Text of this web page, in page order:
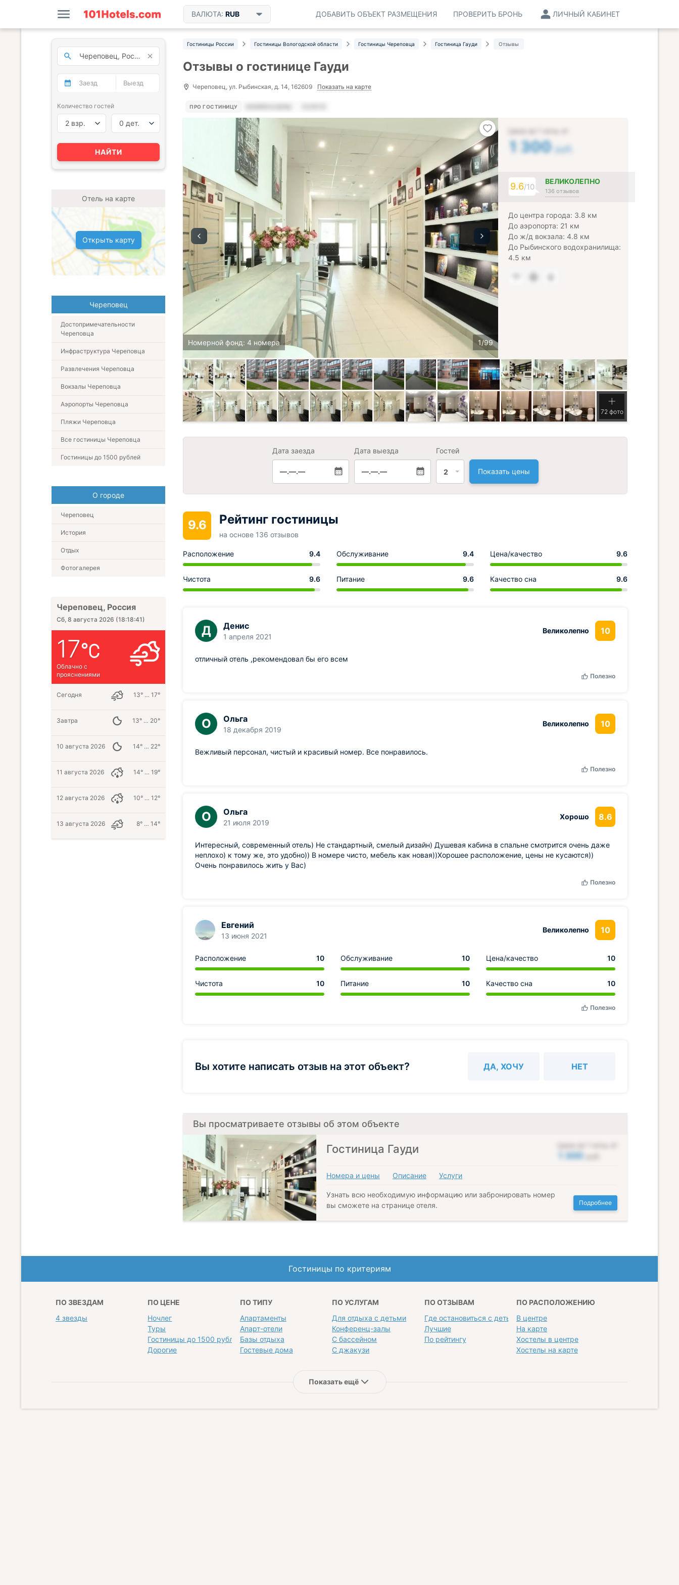
ВАЛЮТА: RUB ЛИЧНЫЙ КАБИНЕТ
ПРОВЕРИТЬ БРОНЬ
ДОБАВИТЬ ОБЪЕКТ РАЗМЕЩЕНИЯ
Гостиницы России Гостиницы Вологодской области Гостиницы Череповца Гостиница Гауди Отзывы
Отзывы о гостинице Гауди
Череповец, ул. Рыбинская, д. 14, 162609 Показать на карте
ПРО ГОСТИНИЦУ
Номерной фонд: 4 номера
1 300 руб.
9.6/10
ВЕЛИКОЛЕПНО
136 отзывов
До центра города: 3.8 км
До аэропорта: 21 км
До ж/д вокзала: 4.8 км
До Рыбинского водохранилища:
4.5 км
72 фото
Дата заезда
—.—.—
Дата выезда
—.—.—
Гостей
2 Показать цены
9.6 Рейтинг гостиницы
на основе 136 отзывов
Расположение 9.4 Обслуживание 9.4 Цена/качество 9.6
Чистота 9.6 Питание 9.6 Качество сна 9.6
Д Денис
1 апреля 2021
Великолепно 10
отличный отель ,рекомендовал бы его всем
Полезно
О Ольга
18 декабря 2019
Великолепно 10
Вежливый персонал, чистый и красивый номер. Все понравилось.
Полезно
О Ольга
21 июля 2019
Хорошо 8.6
Интересный, современный отель) Не стандартный, смелый дизайн) Душевая кабина в спальне смотрится очень даже
неплохо) к тому же, это удобно)) В номере чисто, мебель как новая))Хорошее расположение, цены не кусаются))
Очень понравилось жить у Вас)
Полезно
Евгений
13 июня 2021
Великолепно 10
Расположение 10 Обслуживание 10 Цена/качество 10
Чистота 10 Питание 10 Качество сна 10
Полезно
Вы хотите написать отзыв на этот объект? ДА, ХОЧУ НЕТ
Вы просматриваете отзывы об этом объекте
1 300
Гостиница Гауди
Номера и цены Описание Услуги
Узнать всю необходимую информацию или забронировать номер
вы сможете на странице отеля.
Подробнее
Количество гостей
2 взр. 0 дет.
НАЙТИ
Отель на карте
Открыть карту
Череповец
Достопримечательности
Череповца
Инфраструктура Череповца
Развлечения Череповца
Вокзалы Череповца
Аэропорты Череповца
Пляжи Череповца
Все гостиницы Череповца
Гостиницы до 1500 рублей
О городе
Череповец
История
Отдых
Фотогалерея
Череповец, Россия
Сб, 8 августа 2026 (18:18:42)
17
Облачно с
прояснениями
Сегодня 13° … 17°
Завтра 13° … 20°
10 августа 2026 14° … 22°
11 августа 2026 14° … 19°
12 августа 2026 10° … 12°
13 августа 2026 8° … 14°
Гостиницы по критериям
ПО ЗВЕЗДАМ
4 звезды
ПО ЦЕНЕ
Ночлег
Туры
Гостиницы до 1500 рублей
Дорогие
ПО ТИПУ
Апартаменты
Апарт-отели
Базы отдыха
Гостевые дома
ПО УСЛУГАМ
Для отдыха с детьми
Конференц-залы
С бассейном
С джакузи
ПО ОТЗЫВАМ
Где остановиться с детьми
Лучшие
По рейтингу
ПО РАСПОЛОЖЕНИЮ
В центре
На карте
Хостелы в центре
Хостелы на карте
Показать ещё